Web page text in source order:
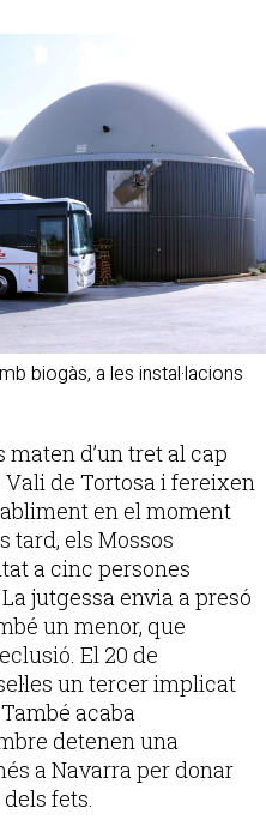
biogàs, a les instal·lacions
maten d’un tret al cap
de Tortosa i fereixen
en el moment
tard, els Mossos
a cinc persones
jutgessa envia a presó
un menor, que
El 20 de
un tercer implicat
acaba
detenen una
a Navarra per donar
fets.